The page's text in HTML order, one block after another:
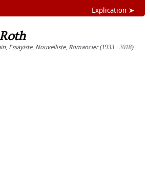
Explication ➤
, Essayiste, Nouvelliste, Romancier(1933 - 2018)